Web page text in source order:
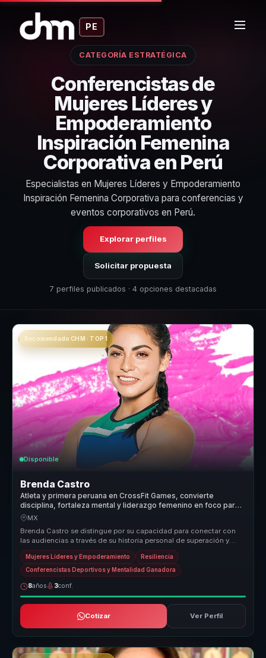
PE
CATEGORÍA ESTRATÉGICA
Conferencistas de
Mujeres Líderes y
Empoderamiento
Inspiración Femenina
Corporativa en Perú
Especialistas en Mujeres Líderes y Empoderamiento
Inspiración Femenina Corporativa para conferencias y
eventos corporativos en Perú.
Explorar perfiles
Solicitar propuesta
7 perfiles publicados · 4 opciones destacadas
Recomendado CHM · TOP 1
Disponible
Brenda Castro
Atleta y primera peruana en CrossFit Games, convierte
disciplina, fortaleza mental y liderazgo femenino en foco para
equipos.
MX
Brenda Castro se distingue por su capacidad para conectar con
las audiencias a través de su historia personal de superación y
éxito en el...
Mujeres Líderes y Empoderamiento Resiliencia
Conferencistas Deportivos y Mentalidad Ganadora
8años 3conf.
Cotizar Ver Perfil